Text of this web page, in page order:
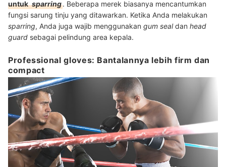
untuk sparring. Beberapa merek biasanya mencantumkan
fungsi sarung tinju yang ditawarkan. Ketika Anda melakukan
sparring, Anda juga wajib menggunakan gum sealdan head
guard sebagai pelindung area kepala.
Professional gloves: Bantalannya lebih firm dan
compact